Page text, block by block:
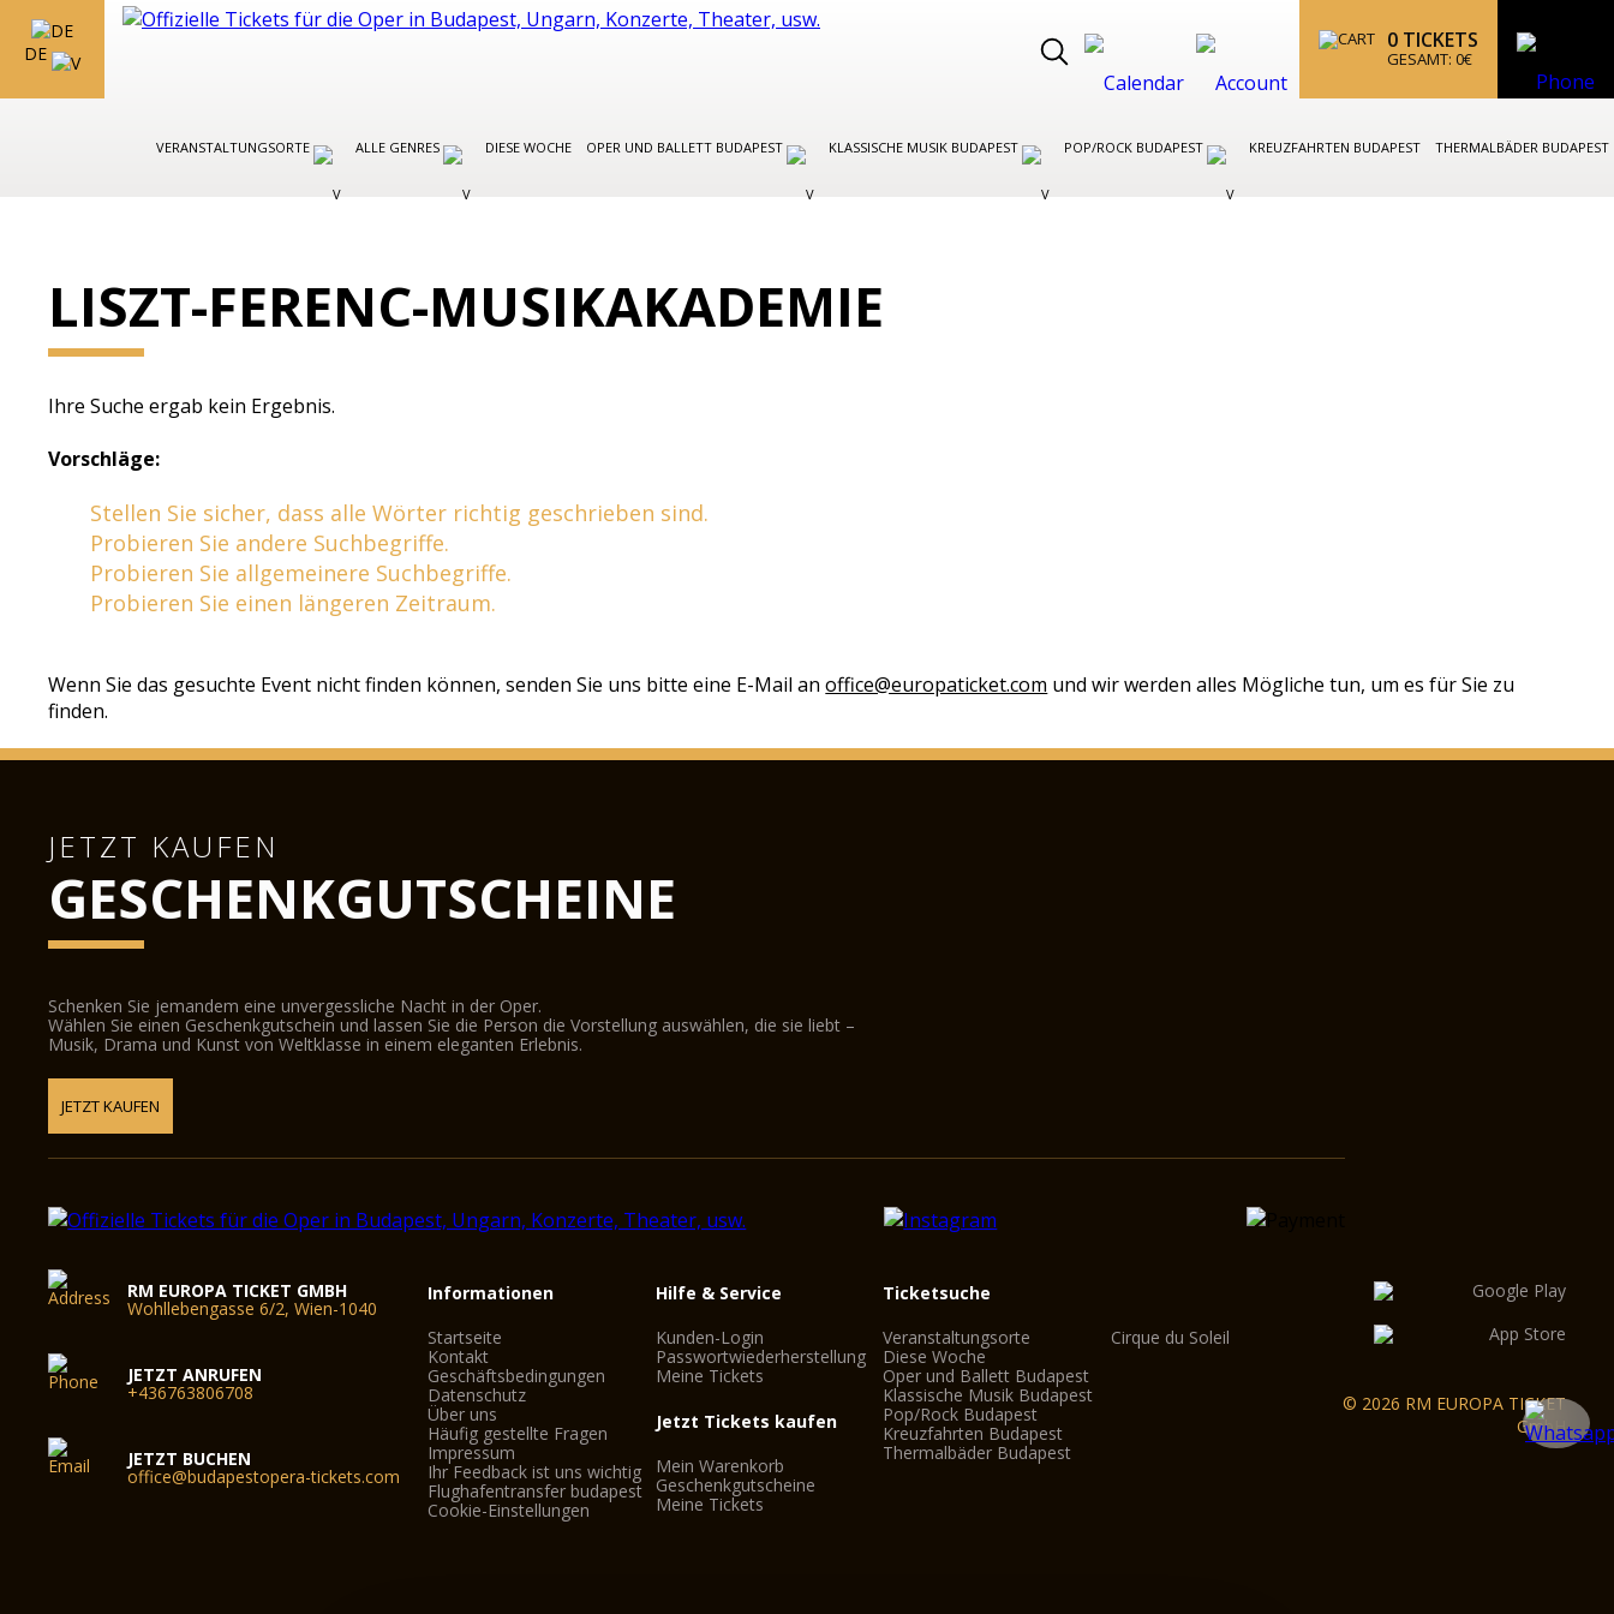
DE
0 TICKETS
GESAMT: 0€
VERANSTALTUNGSORTE ALLE GENRES DIESE WOCHE OPER UND BALLETT BUDAPEST KLASSISCHE MUSIK BUDAPEST POP/ROCK BUDAPEST KREUZFAHRTEN BUDAPEST THERMALBÄDER BUDAPEST
LISZT-FERENC-MUSIKAKADEMIE
Ihre Suche ergab kein Ergebnis.
Vorschläge:
Stellen Sie sicher, dass alle Wörter richtig geschrieben sind.
Probieren Sie andere Suchbegriffe.
Probieren Sie allgemeinere Suchbegriffe.
Probieren Sie einen längeren Zeitraum.
Wenn Sie das gesuchte Event nicht finden können, senden Sie uns bitte eine E-Mail anoffice@europaticket.com und wir werden alles Mögliche tun, um es für Sie zu
finden.
JETZT KAUFEN
GESCHENKGUTSCHEINE
Schenken Sie jemandem eine unvergessliche Nacht in der Oper.
Wählen Sie einen Geschenkgutschein und lassen Sie die Person die Vorstellung auswählen, die sie liebt –
Musik, Drama und Kunst von Weltklasse in einem eleganten Erlebnis.
JETZT KAUFEN
RM EUROPA TICKET GMBH
Wohllebengasse 6/2, Wien-1040
JETZT ANRUFEN
+436763806708
JETZT BUCHEN
office@budapestopera-tickets.com
Informationen
Startseite
Kontakt
Geschäftsbedingungen
Datenschutz
Über uns
Häufig gestellte Fragen
Impressum
Ihr Feedback ist uns wichtig
Flughafentransfer budapest
Cookie-Einstellungen
Hilfe & Service
Kunden-Login
Passwortwiederherstellung
Meine Tickets
Jetzt Tickets kaufen
Mein Warenkorb
Geschenkgutscheine
Meine Tickets
Ticketsuche
Veranstaltungsorte
Diese Woche
Oper und Ballett Budapest
Klassische Musik Budapest
Pop/Rock Budapest
Kreuzfahrten Budapest
Thermalbäder Budapest
Cirque du Soleil
© 2026 RM EUROPA TICKET
GmbH